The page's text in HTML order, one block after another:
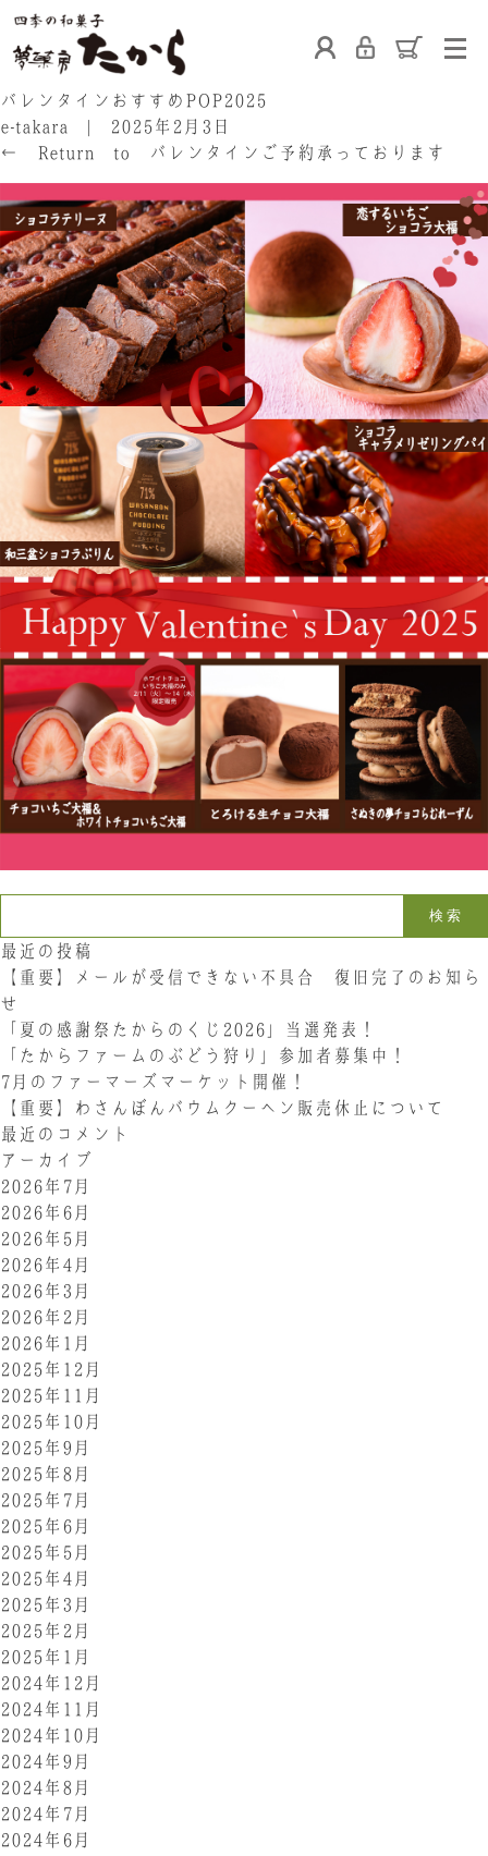
ホーム
たからの和菓子 ご利用案内 お熨斗について
たからの上生菓子 たからについて 店舗案内
ブログ 会社概要 採用情報
お問い合わせ
LINE Instagram
お問い合わせ
〒761-0101 香川県高松市春日町214
087-844-8801（受付時間 8:30〜17:30）
バレンタインおすすめPOP2025
e-takara
2025年2月3日
←
Return to バレンタインご予約承っております
最近の投稿
【重要】メールが受信できない不具合 復旧完了のお知ら
せ
「夏の感謝祭たからのくじ2026」当選発表！
「たからファームのぶどう狩り」参加者募集中！
7月のファーマーズマーケット開催！
【重要】わさんぼんバウムクーヘン販売休止について
最近のコメント
アーカイブ
2026年7月
2026年6月
2026年5月
2026年4月
2026年3月
2026年2月
2026年1月
2025年12月
2025年11月
2025年10月
2025年9月
2025年8月
2025年7月
2025年6月
2025年5月
2025年4月
2025年3月
2025年2月
2025年1月
2024年12月
2024年11月
2024年10月
2024年9月
2024年8月
2024年7月
2024年6月